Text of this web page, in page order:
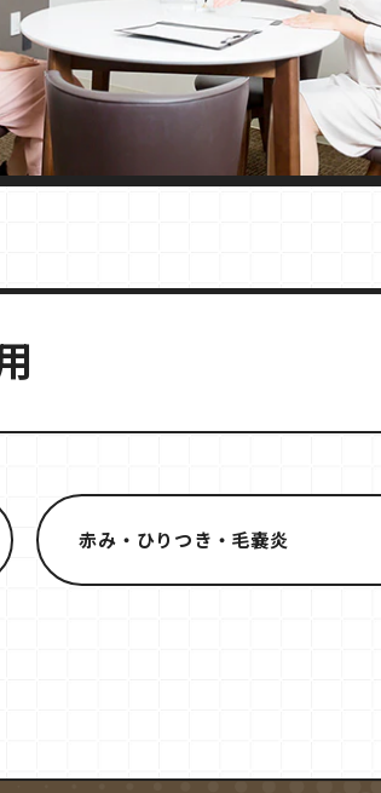
赤み・ひりつき・毛嚢炎